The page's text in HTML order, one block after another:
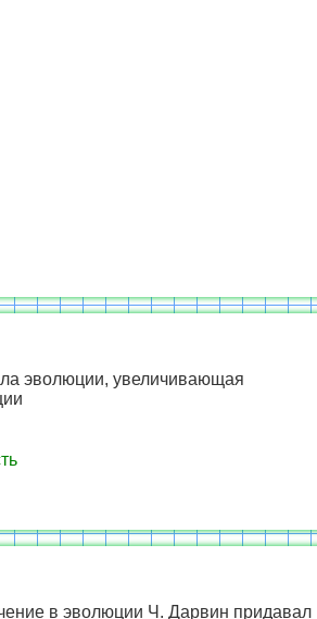
эволюции, увеличивающая
в эволюции Ч. Дарвин придавал